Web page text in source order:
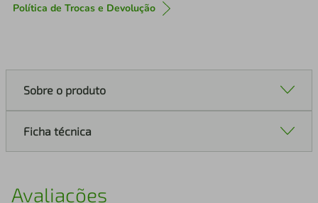
Política de Trocas e Devolução
Sobre o produto
Ficha técnica
Avaliações